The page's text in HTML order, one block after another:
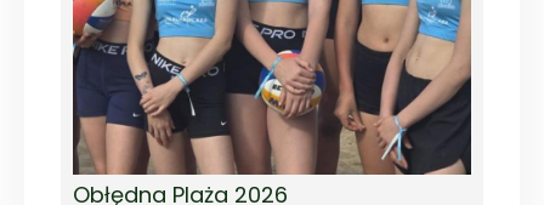
Obłędna Plaża 2026